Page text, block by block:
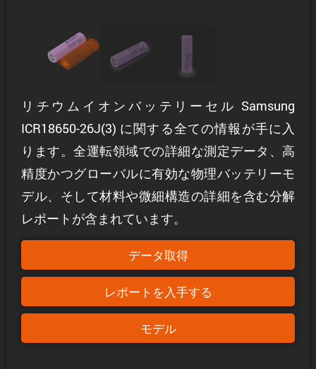
リチウムイオンバッテリーセル Samsung
ICR18650-26J(3) に関する全ての情報が手に入
ります。全運転領域での詳細な測定データ、高
精度かつグローバルに有効な物理バッテリーモ
デル、そして材料や微細構造の詳細を含む分解
レポートが含まれています。
データ取得
レポートを入手する
モデル